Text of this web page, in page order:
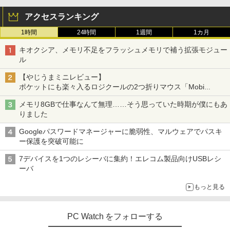
アクセスランキング
1時間 24時間 1週間 1カ月
キオクシア、メモリ不足をフラッシュメモリで補う拡張モジュー
ル
【やじうまミニレビュー】
ポケットにも楽々入るロジクールの2つ折りマウス「Mobi
Fold」。その気になるギミックとは？
メモリ8GBで仕事なんて無理……そう思っていた時期が僕にもあ
りました
Googleパスワードマネージャーに脆弱性、マルウェアでパスキ
ー保護を突破可能に
7デバイスを1つのレシーバに集約！エレコム製品向けUSBレシ
ーバ
もっと見る
PC Watch をフォローする